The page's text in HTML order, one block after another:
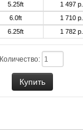
5.25ft 1 497 р.
6.0ft 1 710 р.
6.25ft 1 782 р.
Количество: